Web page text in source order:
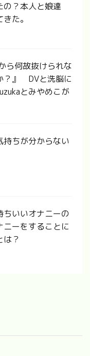
の？本人と娘達
た。
ら何故抜けられな
？』 DVと洗脳に
とみやめこが
持ちが分からない
ちいいオナニーの
ニーをすることに
は？